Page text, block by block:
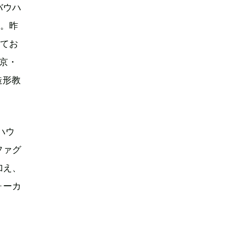
ウハ
昨
お
・
教
ウ
ァグ
、
ーカ